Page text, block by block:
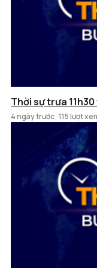
Thời sự trưa
4 ngày trước 115 lượt